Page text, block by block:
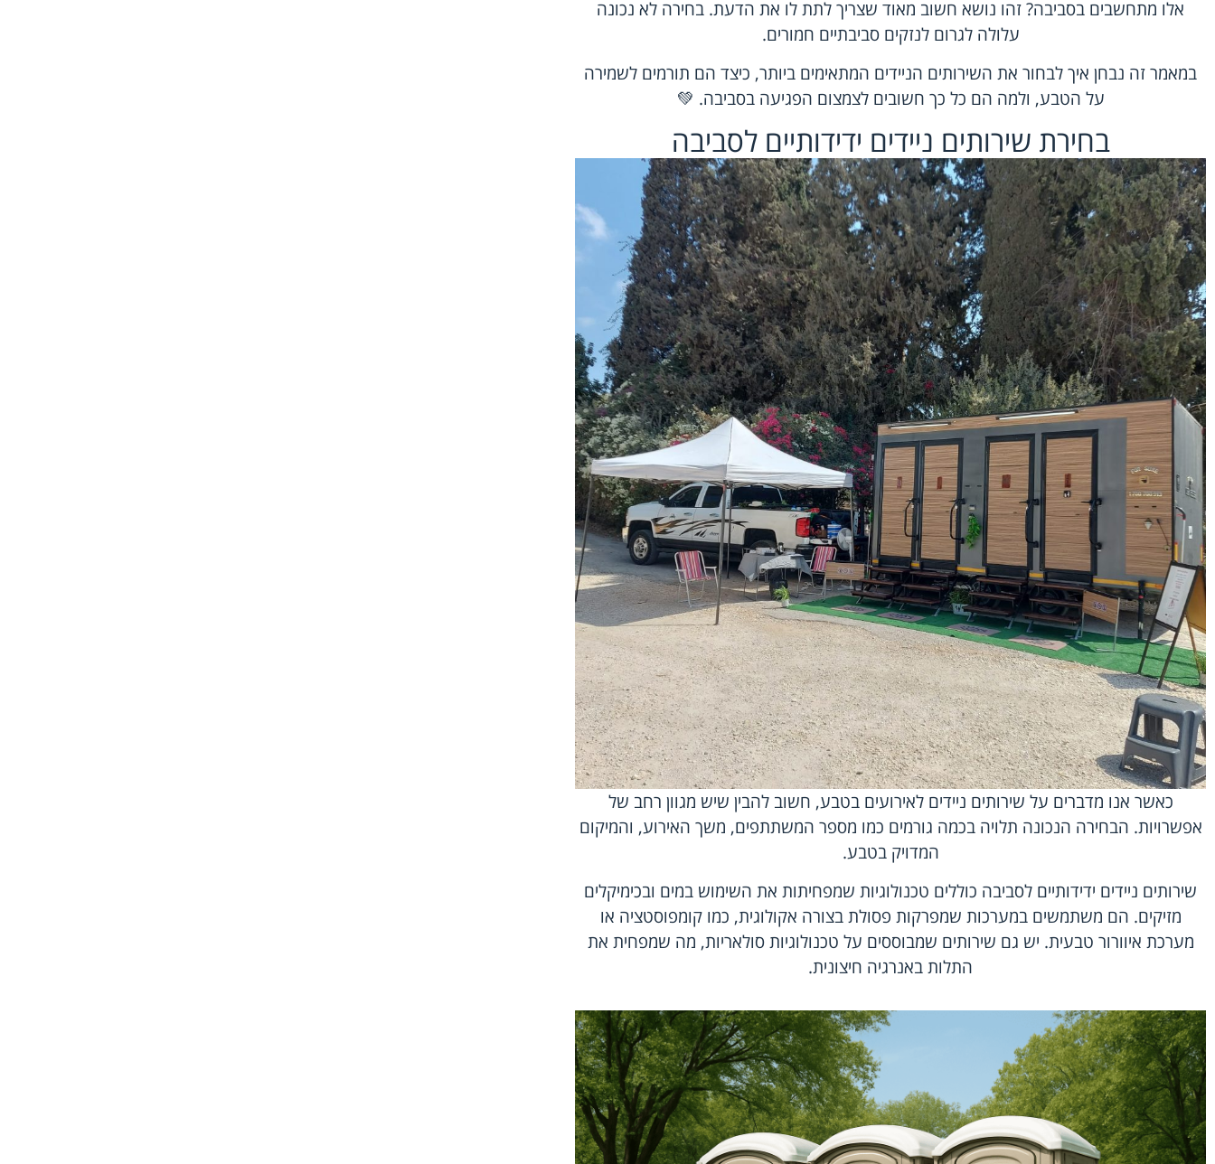
אלו מתחשבים בסביבה? זהו נושא חשוב מאוד שצריך לתת לו את הדעת. בחירה לא נכונה
עלולה לגרום לנזקים סביבתיים חמורים.
במאמר זה נבחן איך לבחור את השירותים הניידים המתאימים ביותר, כיצד הם תורמים לשמירה
על הטבע, ולמה הם כל כך חשובים לצמצום הפגיעה בסביבה. 💚
בחירת שירותים ניידים ידידותיים לסביבה
כאשר אנו מדברים על שירותים ניידים לאירועים בטבע, חשוב להבין שיש מגוון רחב של
אפשרויות. הבחירה הנכונה תלויה בכמה גורמים כמו מספר המשתתפים, משך האירוע, והמיקום
המדויק בטבע.
שירותים ניידים ידידותיים לסביבה כוללים טכנולוגיות שמפחיתות את השימוש במים ובכימיקלים
מזיקים. הם משתמשים במערכות שמפרקות פסולת בצורה אקולוגית, כמו קומפוסטציה או
מערכת איוורור טבעית. יש גם שירותים שמבוססים על טכנולוגיות סולאריות, מה שמפחית את
התלות באנרגיה חיצונית.